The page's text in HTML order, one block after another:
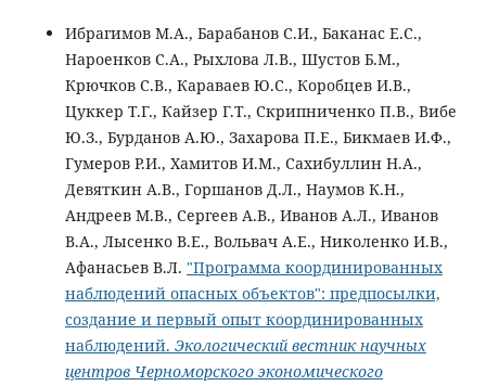
Ибрагимов М.А., Барабанов С.И., Баканас Е.С.,
Нароенков С.А., Рыхлова Л.В., Шустов Б.М.,
Крючков С.В., Караваев Ю.С., Коробцев И.В.,
Цуккер Т.Г., Кайзер Г.Т., Скрипниченко П.В., Вибе
Ю.З., Бурданов А.Ю., Захарова П.Е., Бикмаев И.Ф.,
Гумеров Р.И., Хамитов И.М., Сахибуллин Н.А.,
Девяткин А.В., Горшанов Д.Л., Наумов К.Н.,
Андреев М.В., Сергеев А.В., Иванов А.Л., Иванов
В.А., Лысенко В.Е., Вольвач А.Е., Николенко И.В.,
Афанасьев В.Л. "Программа координированных
наблюдений опасных объектов": предпосылки,
создание и первый опыт координированных
наблюдений. Экологический вестник научных
центров Черноморского экономического